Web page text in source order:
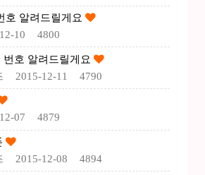
호 알려드릴게요
10 4800
번호 알려드릴게요
2015-12-11 4790
07 4879
2015-12-08 4894